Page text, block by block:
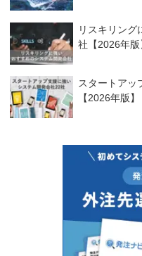
リスキリング
社【2026年版
スタートアッ
【2026年版】